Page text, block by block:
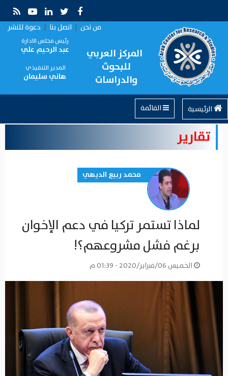
من نحن | اتصل بنا | دعوة للنشر
المركز العربي
للبحوث
والدراسات
رئيس مجلس الادارة
عبد الرحيم علي
المدير التنفيذي
هاني سليمان
الرئيسية
تقارير
محمد ربيع الديهي
لماذا تستمر تركيا في دعم الإخوان
برغم فشل مشروعهم؟!
الخميس 06/فبراير/2020 - 01:39 م